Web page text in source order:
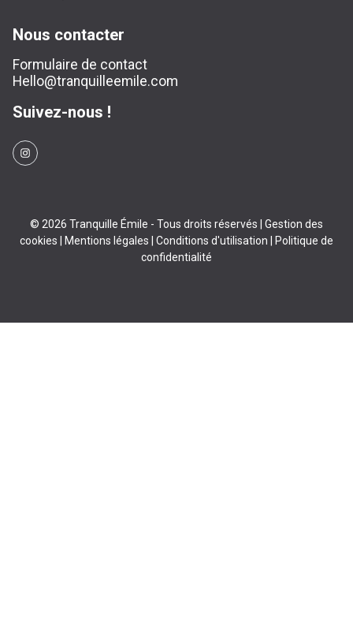
Nous contacter
Formulaire de contact
Hello@tranquilleemile.com
Suivez-nous !
© 2026 Tranquille Émile - Tous droits réservés | Gestion des
cookies
Mentions légales Conditions d'utilisation
Politique de
confidentialité